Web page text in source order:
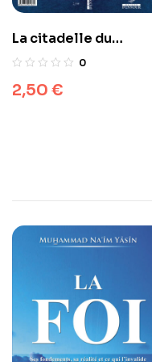
La citadelle du
musulman0
2,50 €